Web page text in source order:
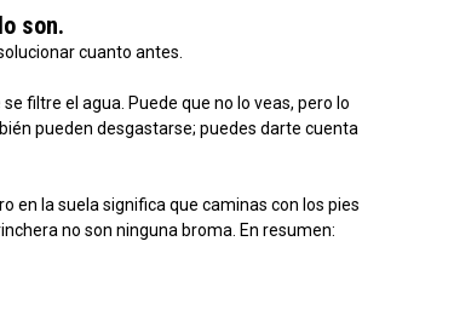
son.
cuanto antes.
filtre el agua. Puede que no lo veas, pero lo
pueden desgastarse; puedes darte cuenta
en la suela significa que caminas con los pies
no son ninguna broma. En resumen: